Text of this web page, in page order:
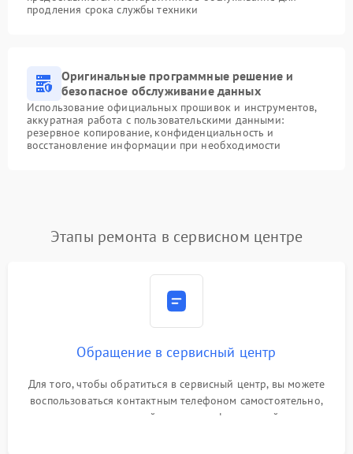
продления срока службы техники
Оригинальные программные решение и
безопасное обслуживание данных
Использование официальных прошивок и инструментов,
аккуратная работа с пользовательскими данными:
резервное копирование, конфиденциальность и
восстановление информации при необходимости
Этапы ремонта в сервисном центре
Обращение в сервисный центр
Для того, чтобы обратиться в сервисный центр, вы можете
воспользоваться контактным телефоном самостоятельно,
или оставить свой номер телефона на сайте